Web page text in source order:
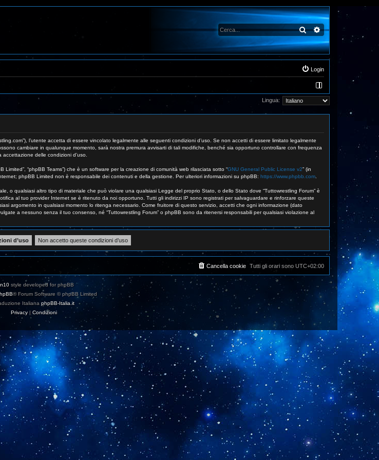
CercaRicerca avanzata
Login
Lingua:
l’utente accetta di essere vincolato legalmente alle seguenti condizioni d’uso. Se non accetti di essere limitato legalmente
cambiare in qualunque momento, sarà nostra premura avvisarti di tali modifiche, benché sia opportuno controllare con frequenza
delle condizioni d’uso.
Limited”, “phpBB Teams”) che è un software per la creazione di comunità web rilasciata sotto “GNU General Public License v2” (in
phpBB Limited non è responsabile dei contenuti e della gestione. Per ulteriori informazioni su phpBB: https://www.phpbb.com
o qualsiasi altro tipo di materiale che può violare una qualsiasi Legge del proprio Stato, o dello Stato dove “Tuttowrestling Forum” è
al tuo provider Internet se è ritenuto da noi opportuno. Tutti gli indirizzi IP sono registrati per salvaguardare e rinforzare queste
argomento in qualsiasi momento lo ritenga necessario. Come fruitore di questo servizio, accetti che ogni informazione (dato
a nessuno senza il tuo consenso, né “Tuttowrestling Forum” o phpBB sono da ritenersi responsabili per qualsiasi violazione al
Tutti gli orari sono UTC+02:00
Cancella cookie
style developed for phpBB
® Forum Software © phpBB Limited
Italiana phpBB-Italia.it
Privacy | Condizioni